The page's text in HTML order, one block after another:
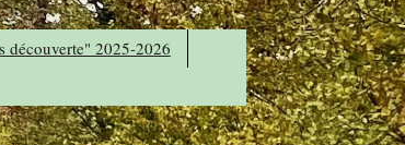
découverte" 2025-2026